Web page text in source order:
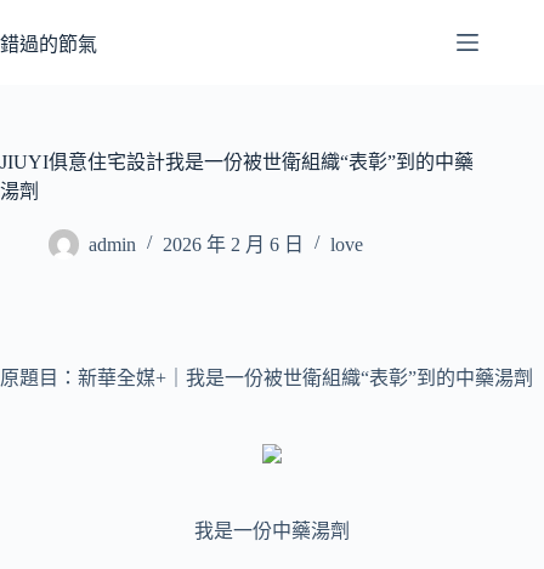
至
容
錯過的節氣
JIUYI俱意住宅設計我是一份被世衛組織“表彰”到的中藥
湯劑
admin 2026 年 2 月 6 日 love
原題目：新華全媒+｜我是一份被世衛組織“表彰”到的中藥湯劑
我是一份中藥湯劑